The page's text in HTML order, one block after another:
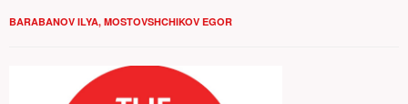
BARABANOV ILYA, MOSTOVSHCHIKOV EGOR